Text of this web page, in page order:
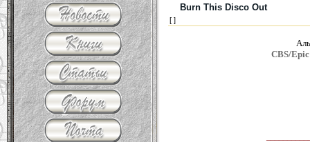
Burn This Disco Out
[ ]
CBS/Epic